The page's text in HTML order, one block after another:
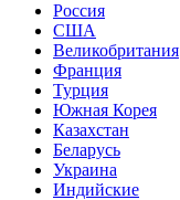
Россия
США
Великобритания
Франция
Турция
Южная Корея
Казахстан
Беларусь
Украина
Индийские